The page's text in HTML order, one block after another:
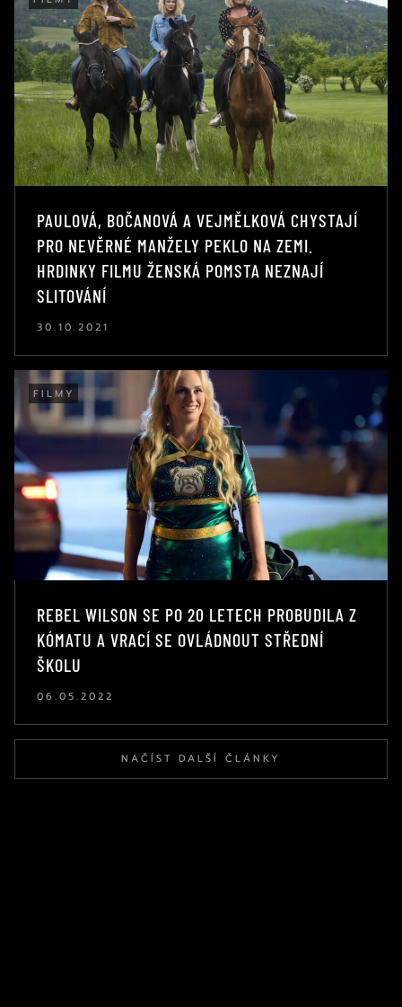
PAULOVÁ, BOČANOVÁ A VEJMĚLKOVÁ CHYSTAJÍ
PRO NEVĚRNÉ MANŽELY PEKLO NA ZEMI.
HRDINKY FILMU ŽENSKÁ POMSTA NEZNAJÍ
SLITOVÁNÍ
30.10.2021
FILMY
REBEL WILSON SE PO 20 LETECH PROBUDILA Z
KÓMATU A VRACÍ SE OVLÁDNOUT STŘEDNÍ
ŠKOLU
06.05.2022
NAČÍST DALŠÍ ČLÁNKY